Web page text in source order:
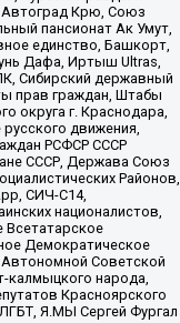
Автоград Крю, Союз
пансионат Ак Умут,
единство, Башкорт,
Дафа, Иртыш Ultras,
Сибирский державный
прав граждан, Штабы
округа г. Краснодара,
движения,
РСФСР СССР
СССР, Держава Союз
Районов,
СИЧ-С14,
националистов,
Всетатарское
Демократическое
Советской
калмыцкого народа,
Красноярского
Я.МЫ Сергей Фургал